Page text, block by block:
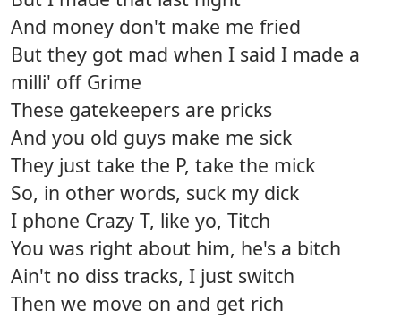
And money don't make me fried
But they got mad when I said I made a
milli' off Grime
These gatekeepers are pricks
And you old guys make me sick
They just take the P, take the mick
So, in other words, suck my dick
I phone Crazy T, like yo, Titch
You was right about him, he's a bitch
Ain't no diss tracks, I just switch
Then we move on and get rich